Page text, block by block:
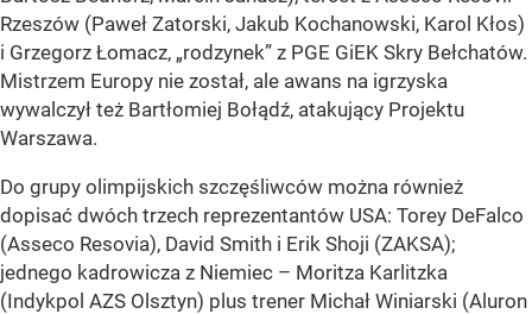
Rzeszów (Paweł Zatorski, Jakub Kochanowski, Karol Kłos)
i Grzegorz Łomacz, „rodzynek” z PGE GiEK Skry Bełchatów.
Mistrzem Europy nie został, ale awans na igrzyska
wywalczył też Bartłomiej Bołądź, atakujący Projektu
Warszawa.
Do grupy olimpijskich szczęśliwców można również
dopisać dwóch trzech reprezentantów USA: Torey DeFalco
(Asseco Resovia), David Smith i Erik Shoji (ZAKSA);
jednego kadrowicza z Niemiec – Moritza Karlitzka
(Indykpol AZS Olsztyn) plus trener Michał Winiarski (Aluron